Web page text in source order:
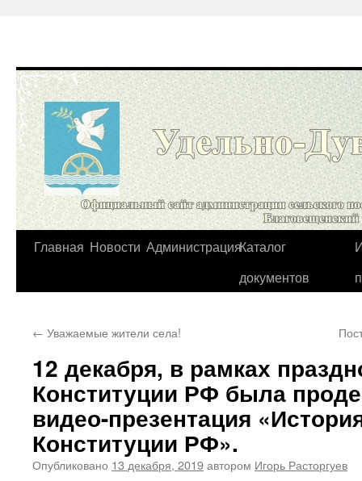
Перейти
Главная Новости АдминистрацияКаталог
документов
← Уважаемые жители села!
12 декабря, в рамках
Конституции РФ была
видео-презентация
Конституции РФ».
Опубликовано 13 декабря, 2019автором Игорь Расторгуев